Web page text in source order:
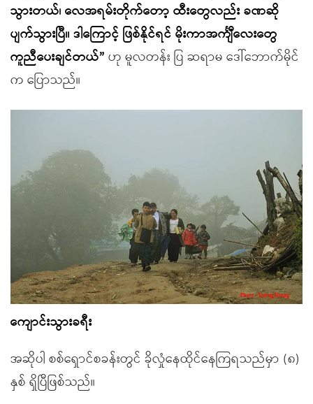
သွားတယ်၊ လေအရမ်းတိုက်တော့ ထီးတွေလည်း ခဏဆို
ပျက်သွားပြီ။ ဒါကြောင့် ဖြစ်နိုင်ရင် မိုးကာအင်္ကျီလေးတွေ
ကူညီပေးချင်တယ်” ဟု မူလတန်း ပြ ဆရာမ ဒေါ်ဘောက်မိုင်
က ပြောသည်။
ကျောင်းသွားခရီး
အဆိုပါ စစ်ရှောင်စခန်းတွင် ခိုလှုံနေထိုင်နေကြရသည်မှာ (၈)
နှစ် ရှိပြီဖြစ်သည်။